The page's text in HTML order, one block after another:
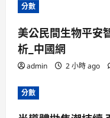
分數
美公民間生物平安
析_中國網
admin 2 小時 ago
分數